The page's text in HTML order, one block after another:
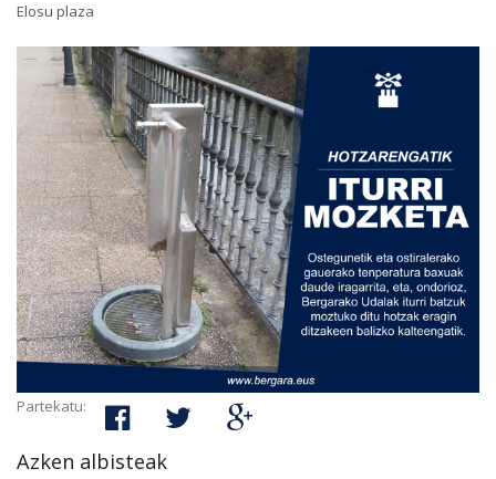
Elosu plaza
Partekatu:
Azken albisteak